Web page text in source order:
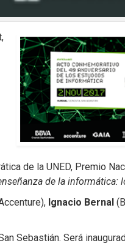
de la UNED, Premio
de la informática:
Ignacio Bernal
Sebastián. Será